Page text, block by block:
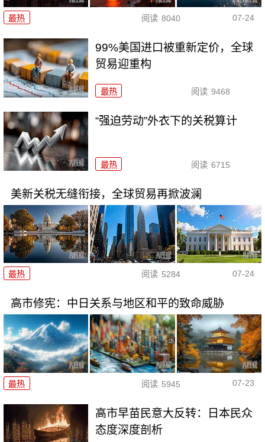
最热 阅读 8040 07-24
99%美国进口被重新定价，全球
贸易迎重构
最热 阅读 9468
“强迫劳动”外衣下的关税算计
最热 阅读 6715
美新关税无缝衔接，全球贸易再掀波澜
最热 阅读 5284 07-24
高市修宪：中日关系与地区和平的致命威胁
最热 阅读 5945 07-23
高市早苗民意大反转：日本民众
态度深度剖析